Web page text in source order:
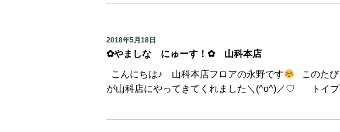
2018年5月18日
✿やましな にゅーす！✿ 山科本店
こんにちは♪ 山科本店フロアの永野です
このたび
が山科店にやってきてくれました＼(^o^)／♡ トイ